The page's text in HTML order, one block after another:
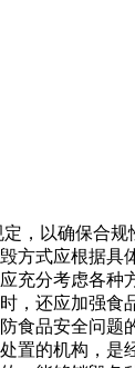
定，以确保合
方式应根据具
充分考虑各种
，还应加强食
食品安全问题
置的机构，是